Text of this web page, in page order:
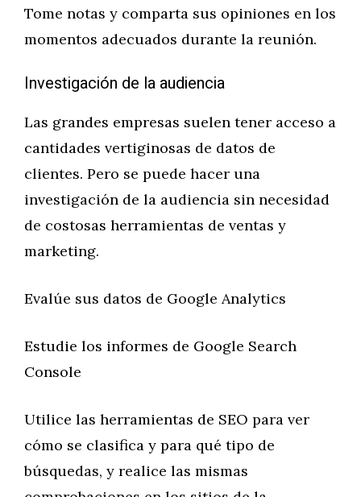
Tome notas y comparta sus opiniones en los
momentos adecuados durante la reunión.
Investigación de la audiencia
Las grandes empresas suelen tener acceso a
cantidades vertiginosas de datos de
clientes. Pero se puede hacer una
investigación de la audiencia sin necesidad
de costosas herramientas de ventas y
marketing.
Evalúe sus datos de Google Analytics
Estudie los informes de Google Search
Console
Utilice las herramientas de SEO para ver
cómo se clasifica y para qué tipo de
búsquedas, y realice las mismas